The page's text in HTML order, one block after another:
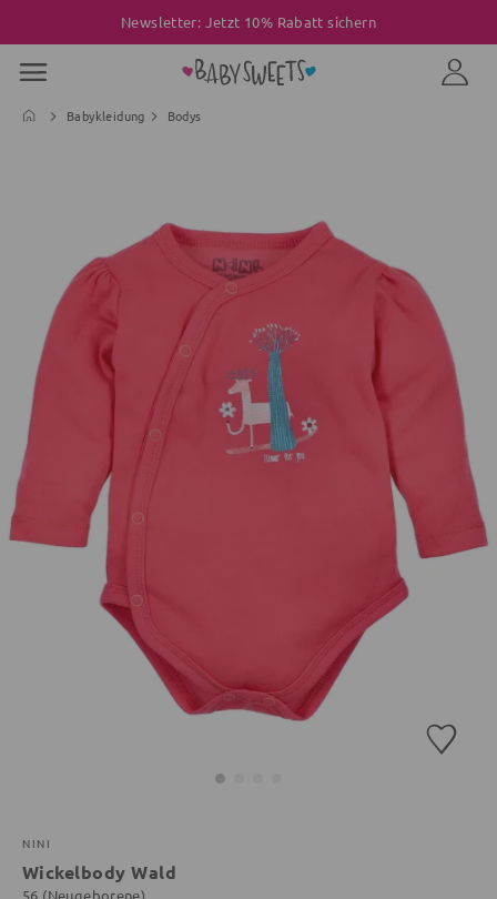
Newsletter: Jetzt 10% Rabatt sichern
Babykleidung Bodys
NINI
Wickelbody Wald